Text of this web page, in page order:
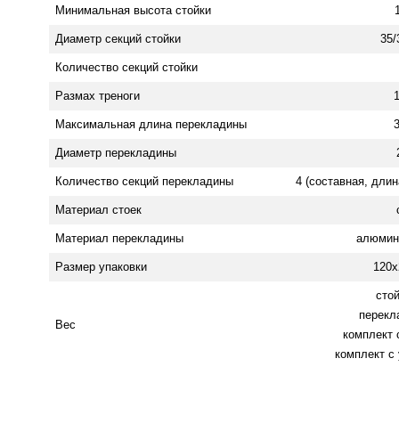
Минимальная высота стойки
Диаметр секций стойки
Количество секций стойки
Размах треноги
Максимальная длина перекладины
Диаметр перекладины
Количество секций перекладины 4 (составная,
Материал стоек
Материал перекладины
Размер упаковки
Вес
комплект
комплект с